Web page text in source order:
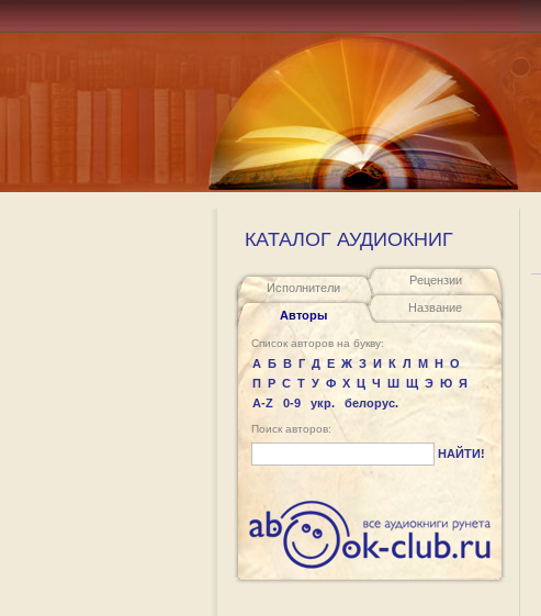
КАТАЛОГ АУДИОКНИГ
Исполнители
Авторы
Рецензии
Название
Список авторов на букву:
А Б В Г Д Е Ж З И К Л М Н О
П Р С Т У Ф Х Ц Ч Ш Щ Э Ю Я
A-Z
0-9 укр. белорус.
Поиск авторов:
НАЙТИ!